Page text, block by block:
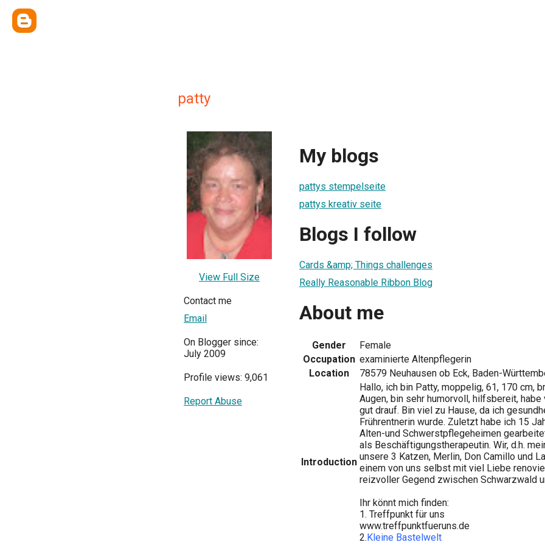
patty
View Full Size
Contact me
Email
On Blogger since:
July 2009
Profile views: 9,061
Report Abuse
My blogs
pattys stempelseite
pattys kreativ seite
Blogs I follow
Cards &amp; Things challenges
Really Reasonable Ribbon Blog
About me
Gender
Female
Occupation examinierte Altenpflegerin
Location
78579 Neuhausen ob Eck, Baden-
Introduction
Hallo, ich bin Patty, moppelig, 61, 170 cm,
Augen, bin sehr humorvoll, hilfsbereit,
gut drauf. Bin viel zu Hause, da ich
Frührentnerin wurde. Zuletzt habe ich 15
Alten-und Schwerstpflegeheimen
als Beschäftigungstherapeutin. Wir, d.h.
unsere 3 Katzen, Merlin, Don Camillo und
einem von uns selbst mit viel Liebe
reizvoller Gegend zwischen Schwarzwald
Ihr könnt mich finden:
1. Treffpunkt für uns
www.treffpunktfueruns.de
2.Kleine Bastelwelt